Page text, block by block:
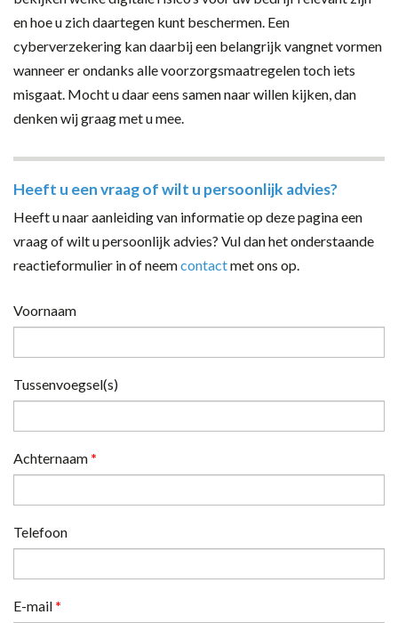
en hoe u zich daartegen kunt beschermen. Een
cyberverzekering kan daarbij een belangrijk vangnet vormen
wanneer er ondanks alle voorzorgsmaatregelen toch iets
misgaat. Mocht u daar eens samen naar willen kijken, dan
denken wij graag met u mee.
Heeft u een vraag of wilt u persoonlijk advies?
Heeft u naar aanleiding van informatie op deze pagina een
vraag of wilt u persoonlijk advies? Vul dan het onderstaande
reactieformulier in of neemcontactmet ons op.
Voornaam
Tussenvoegsel(s)
Achternaam *
Telefoon
E-mail *